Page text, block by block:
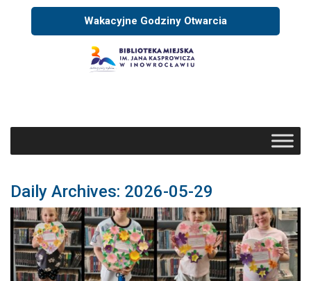
Wakacyjne Godziny Otwarcia
Daily Archives: 2026-05-29